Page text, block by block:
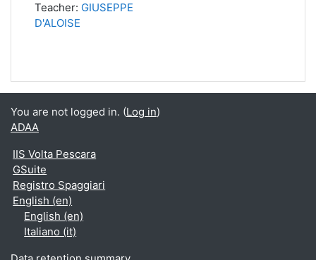
Teacher: GIUSEPPE
D'ALOISE
You are not logged in. (Log in)
ADAA
IIS Volta Pescara
GSuite
Registro Spaggiari
English ‎(en)‎
English ‎(en)‎
Italiano ‎(it)‎